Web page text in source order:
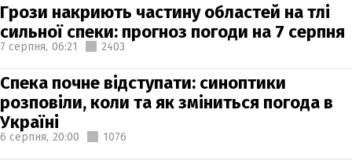
Грози накриють частину областей на тлі
сильної спеки: прогноз погоди на 7 серпня
7 серпня, 06:21 2403
Спека почне відступати: синоптики
розповіли, коли та як зміниться погода в
Україні
6 серпня, 20:00 1076